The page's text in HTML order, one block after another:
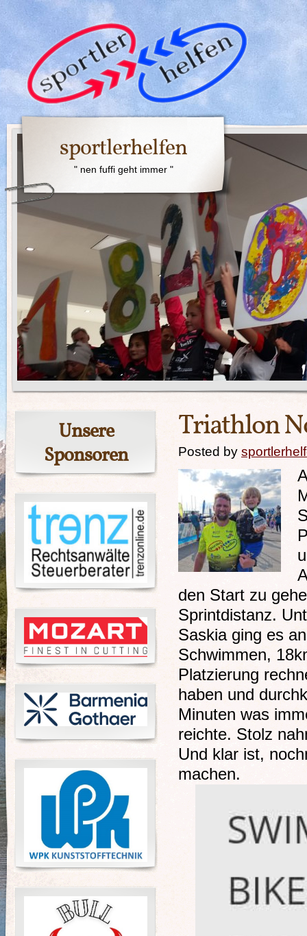
sportlerhelfen
" nen fuffi geht immer "
Triathlon
Posted by
den Start zu
Sprintdistanz.
Saskia ging es
Schwimmen,
Platzierung
haben und
Minuten was
reichte. Stolz
Und klar ist,
machen.
Unsere
Sponsoren